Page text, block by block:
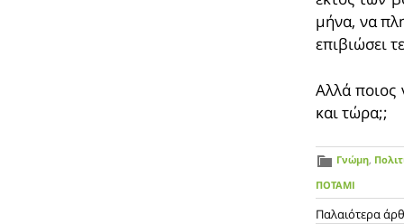
μήνα, να
επιβιώσει
Αλλά ποιος
και τώρα;;
Γνώμη,
ΠΟΤΑΜΙ
Παλαιότερα